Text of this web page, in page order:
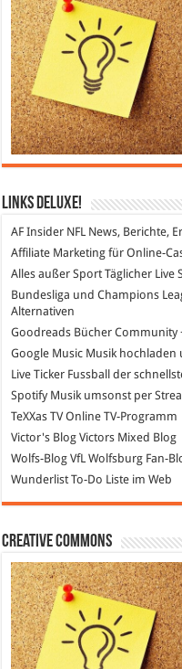
Links DeLuXe!
AF Insider NFL News, Berichte,
Affiliate Marketing für Online-
Alles außer SportTäglicher Live
Bundesliga und Champions
Alternativen
Goodreads Bücher Community
Google Music Musik hochladen
Live Ticker Fussball
der
SpotifyMusik umsonst per
TeXXas TVOnline TV-Programm
Victor's Blog Victors Mixed Blog
Wolfs-Blog VfL Wolfsburg Fan-
WunderlistTo-Do Liste im Web
Creative Commons